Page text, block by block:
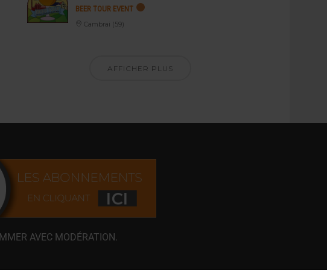
BEER TOUR EVENT
Cambrai (59)
AFFICHER PLUS
AVEC MODÉRATION.